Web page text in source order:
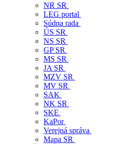
NR SR
LEG portal
Súdna rada
ÚS SR
NS SR
GP SR
MS SR
JA SR
MZV SR
MV SR
SAK
NK SR
SKE
KaPor
Verejná správa
Mapa SR